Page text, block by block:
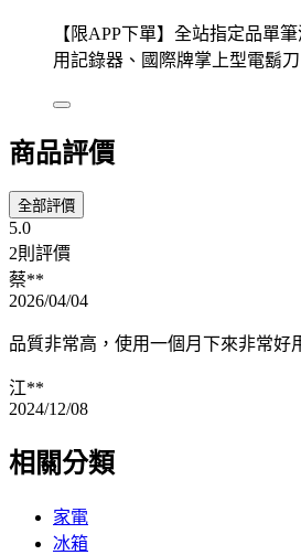
【限APP下單】全站指定品單
用記錄器、國際牌掌上型電鬍
商品評價
全部評價
5.0
2則評價
蔡**
2026/04/04
品質非常高，使用一個月下來非常好
江**
2024/12/08
相關分類
家電
冰箱